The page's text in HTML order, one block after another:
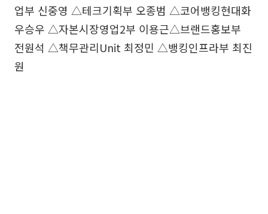
업부 신중영 △테크기획부 오종범 △코어뱅킹현대화
우승우 △자본시장영업2부 이용근△브랜드홍보부
전원석 △책무관리Unit 최정민 △뱅킹인프라부 최진
원